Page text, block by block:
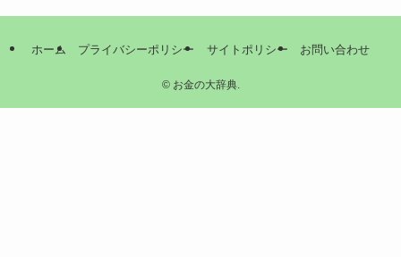
ホーム プライバシーポリシー サイトポリシー お問い合わせ
©お金の大辞典.